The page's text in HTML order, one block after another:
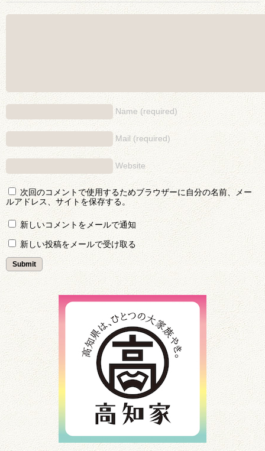
Name (required)
Mail (required)
Website
次回のコメントで使用するためブラウザーに自分の名前、メー
ルアドレス、サイトを保存する。
新しいコメントをメールで通知
新しい投稿をメールで受け取る